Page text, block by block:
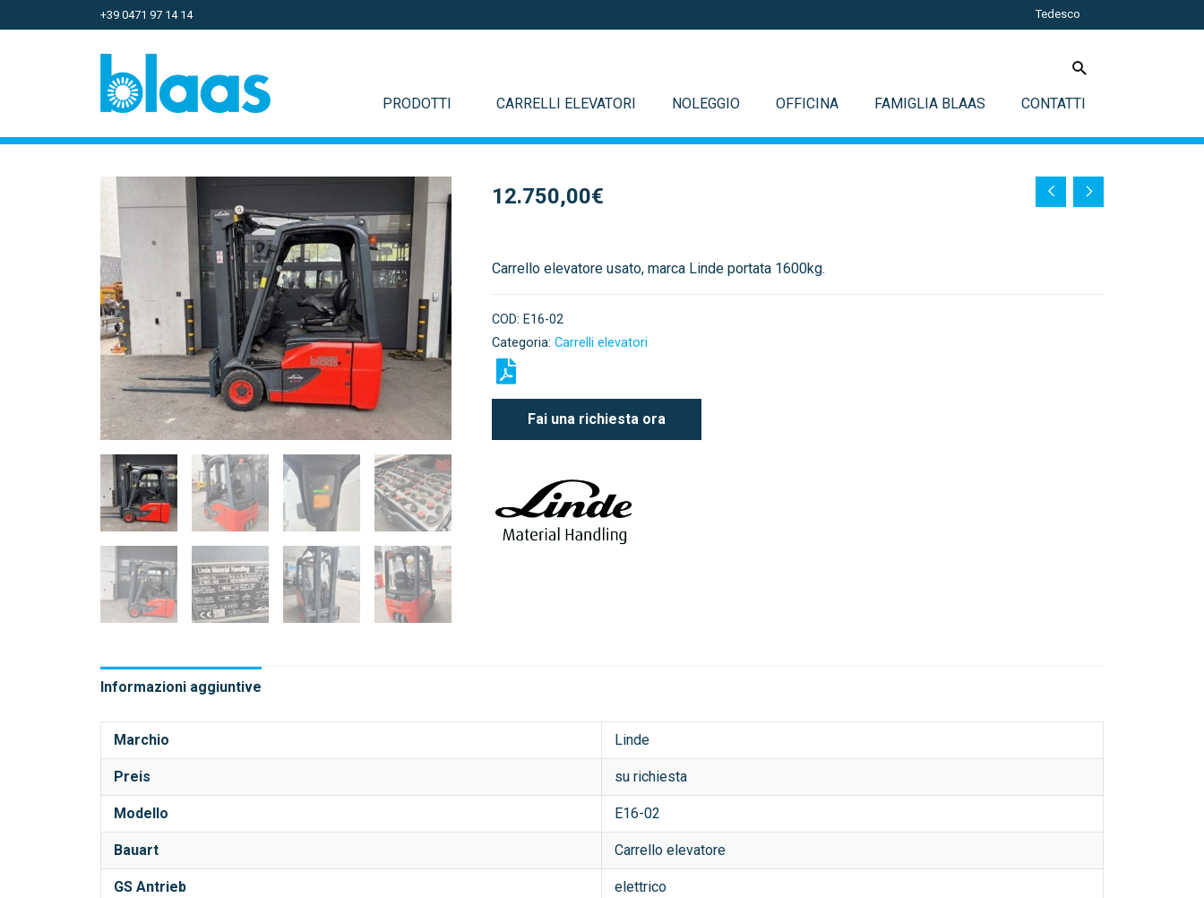
+39 0471 97 14 14 Tedesco
PRODOTTI CARRELLI ELEVATORI NOLEGGIO OFFICINA FAMIGLIA BLAAS CONTATTI
12.750,00€
Carrello elevatore usato, marca Linde portata 1600kg.
COD: E16-02
Categoria: Carrelli elevatori
Fai una richiesta ora
Informazioni aggiuntive
Marchio Linde
Preis su richiesta
Modello E16-02
Bauart Carrello elevatore
GS Antrieb elettrico